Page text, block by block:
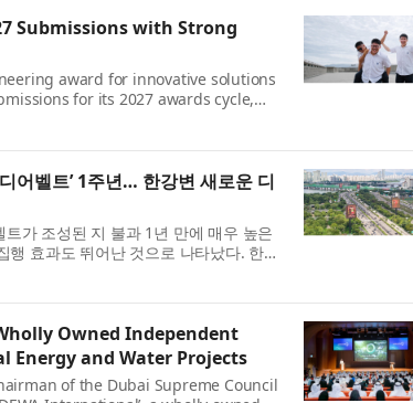
Submissions with Strong
award for innovative solutions
for its 2027 awards cycle,
177 countries across its six cate...
어벨트’ 1주년… 한강변 새로운 디
가 조성된 지 불과 1년 만에 매우 높은
효과도 뛰어난 것으로 나타났다. 한국
센터가 한국리서치를 통해 최근 한 ...
Owned Independent
Energy and Water Projects
of the Dubai Supreme Council